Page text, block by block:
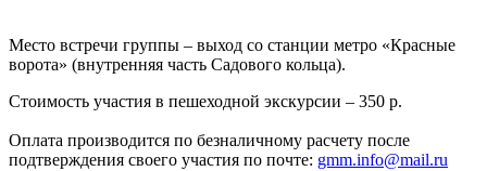
Место встречи группы – выход со станции метро «Красные
ворота» (внутренняя часть Садового кольца).
Стоимость участия в пешеходной экскурсии – 350 р.
Оплата производится по безналичному расчету после
подтверждения своего участия по почте: gmm.info@mail.ru